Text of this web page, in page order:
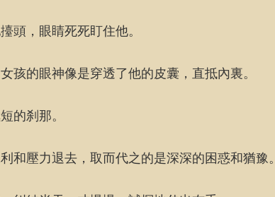
頭，眼睛死死盯住他。
孩的眼神像是穿透了他的皮囊，直抵內裏。
的刹那。
和壓力退去，取而代之的是深深的困惑和猶豫。